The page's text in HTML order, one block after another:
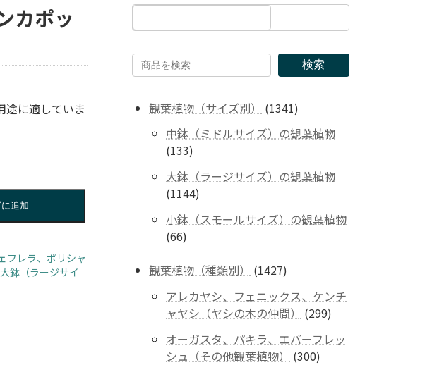
カポッ
途に適していま
追加
フレラ、ポリシャ
大鉢（ラージサイ
検索
観葉植物（サイズ別） 13411341
の
品
中鉢（ミドルサイズ）の観葉植物
133133
の
商
品
大鉢（ラージサイズ）の観葉植物
11441144
の
小鉢（スモールサイズ）の観葉植物
6666
の
品
観葉植物（種類別） 14271427
の
商
品
アレカヤシ、フェニックス、ケンチ
ャヤシ（ヤシの木の仲間）
299299
の
オーガスタ、パキラ、エバーフレッ
シュ（その他観葉植物）
300300